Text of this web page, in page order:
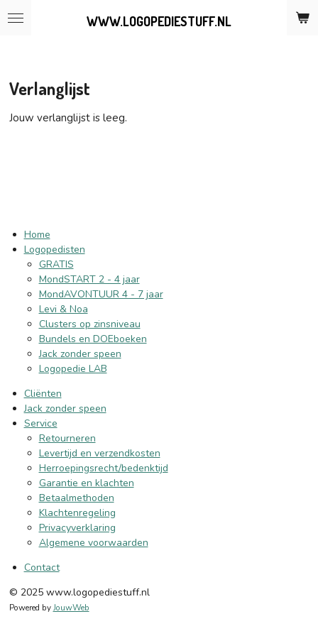
Ga
WWW.LOGOPEDIESTUFF.NL
Verlanglijst
Jouw verlanglijst is leeg.
Home
Logopedisten
GRATIS
MondSTART 2 - 4 jaar
MondAVONTUUR 4 - 7 jaar
Levi & Noa
Clusters op zinsniveau
Bundels en DOEboeken
Jack zonder speen
Logopedie LAB
Cliënten
Jack zonder speen
Service
Retourneren
Levertijd en verzendkosten
Herroepingsrecht/bedenktijd
Garantie en klachten
Betaalmethoden
Klachtenregeling
Privacyverklaring
Algemene voorwaarden
Contact
© 2025 www.logopediestuff.nl
Powered byJouwWeb